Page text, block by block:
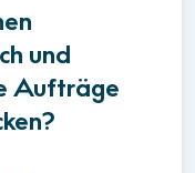
und
Aufträge